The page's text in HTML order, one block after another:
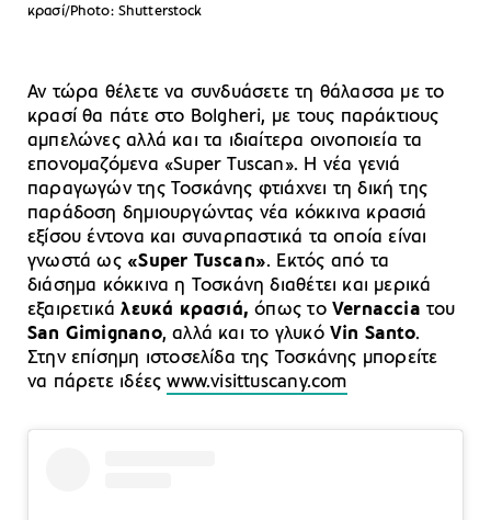
κρασί/Photo: Shutterstock
Αν τώρα θέλετε να συνδυάσετε τη θάλασσα με το
κρασί θα πάτε στο Bolgheri, με τους παράκτιους
αμπελώνες αλλά και τα ιδιαίτερα οινοποιεία τα
επονομαζόμενα «Super Tuscan». Η νέα γενιά
παραγωγών της Τοσκάνης φτιάχνει τη δική της
παράδοση δημιουργώντας νέα κόκκινα κρασιά
εξίσου έντονα και συναρπαστικά τα οποία είναι
γνωστά ως «Super Tuscan». Εκτός από τα
διάσημα κόκκινα η Τοσκάνη διαθέτει και μερικά
εξαιρετικάλευκά κρασιά,όπως το Vernaccia του
San Gimignano, αλλά και το γλυκό Vin Santo.
Στην επίσημη ιστοσελίδα της Τοσκάνης μπορείτε
να πάρετε ιδέεςwww.visittuscany.com